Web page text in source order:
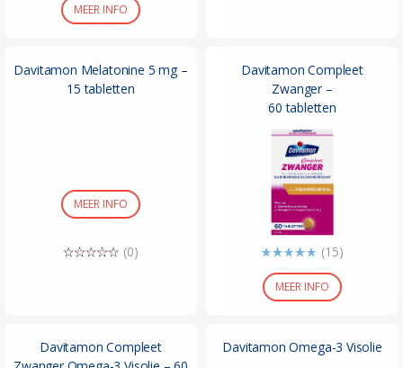
MEER INFO
Davitamon Melatonine 5 mg –
15 tabletten
MEER INFO
(0)
Davitamon Compleet
Zwanger –
60 tabletten
MEER INFO
(15)
Davitamon Compleet
Davitamon Omega-3 Visolie